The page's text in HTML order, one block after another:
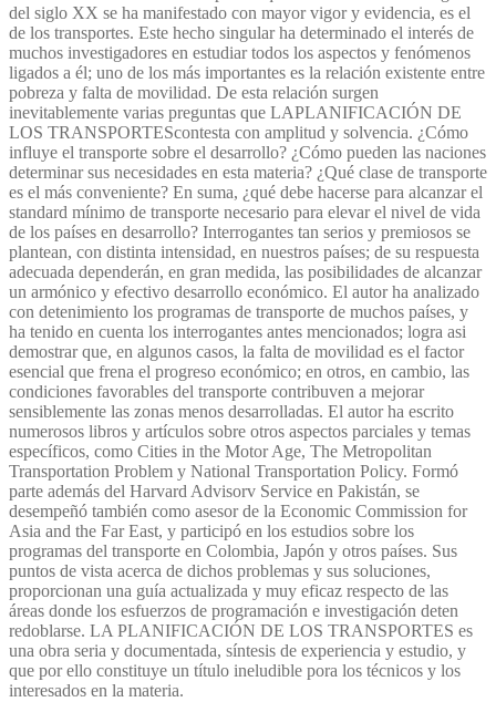
del siglo XX se ha manifestado con mayor vigor y evidencia, es el
de los transportes. Este hecho singular ha determinado el interés de
muchos investigadores en estudiar todos los aspectos y fenómenos
ligados a él; uno de los más importantes es la relación existente entre
pobreza y falta de movilidad. De esta relación surgen
inevitablemente varias preguntas que LAPLANIFICACIÓN DE
LOS TRANSPORTEScontesta con amplitud y solvencia. ¿Cómo
influye el transporte sobre el desarrollo? ¿Cómo pueden las naciones
determinar sus necesidades en esta materia? ¿Qué clase de transporte
es el más conveniente? En suma, ¿qué debe hacerse para alcanzar el
standard mínimo de transporte necesario para elevar el nivel de vida
de los países en desarrollo? Interrogantes tan serios y premiosos se
plantean, con distinta intensidad, en nuestros países; de su respuesta
adecuada dependerán, en gran medida, las posibilidades de alcanzar
un armónico y efectivo desarrollo económico. El autor ha analizado
con detenimiento los programas de transporte de muchos países, y
ha tenido en cuenta los interrogantes antes mencionados; logra asi
demostrar que, en algunos casos, la falta de movilidad es el factor
esencial que frena el progreso económico; en otros, en cambio, las
condiciones favorables del transporte contribuven a mejorar
sensiblemente las zonas menos desarrolladas. El autor ha escrito
numerosos libros y artículos sobre otros aspectos parciales y temas
específicos, como Cities in the Motor Age, The Metropolitan
Transportation Problem y National Transportation Policy. Formó
parte además del Harvard Advisorv Service en Pakistán, se
desempeñó también como asesor de la Economic Commission for
Asia and the Far East, y participó en los estudios sobre los
programas del transporte en Colombia, Japón y otros países. Sus
puntos de vista acerca de dichos problemas y sus soluciones,
proporcionan una guía actualizada y muy eficaz respecto de las
áreas donde los esfuerzos de programación e investigación deten
redoblarse. LA PLANIFICACIÓN DE LOS TRANSPORTES es
una obra seria y documentada, síntesis de experiencia y estudio, y
que por ello constituye un título ineludible pora los técnicos y los
interesados en la materia.